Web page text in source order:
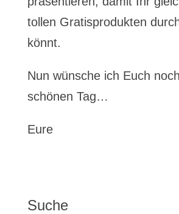
tollen Gratisprodukten
könnt.
Nun wünsche ich Euch
schönen Tag…
Eure
Suche